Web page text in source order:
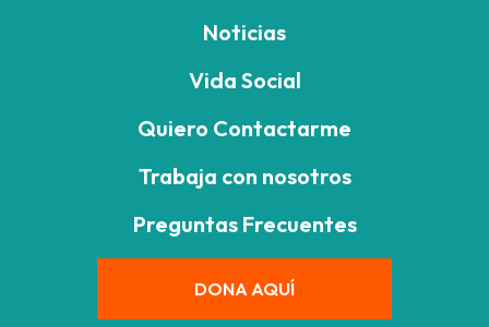
Noticias
Vida Social
Quiero Contactarme
Trabaja con nosotros
Preguntas Frecuentes
DONA AQUÍ